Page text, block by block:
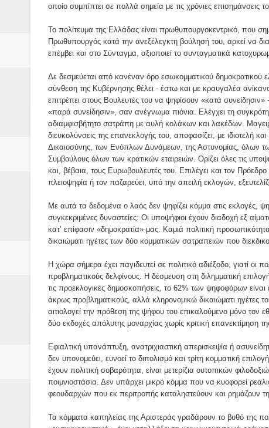
ΝΟΕΜΒΡΙΟΣ 1943 80 χρόνια από
κατακτητές
Πρωτάθλημα με την Αυστρία!
Ξεκινούν οι αιτήσεις
τη διαμόρφωση - επεξεργασία
ανθεκτικότητας έναντι των
ΠΡΟΚΗΡΥΞΗ ΑΝΟΙΚΤΟΥ
Βάιος Γκανής Δομοκός : Δύο
Επικύρωση των αποτελεσμάτων
ΔΙΑΚΟΠΕΣ ΡΕΥΜΑΤΟΣ ΣΤΗΝ
ΕΙΔΩΛΙΑ Από ΠΡΟΕΡΝΑ Ναός
ΤΟ ΙΕΡΟ ΤΗΣ ΘΕΑΣ ΔΗΜΗΤΡΑΣ
H MAXH ΣTO ΝΤΟΜΠΡΟΥΖΗ
οποίο συμπίπτει σε πολλά σημεία με τις χρόνιες επισημάνσεις
Το πολίτευμα της Ελλάδας είναι πρωθυπουργοκεντρικό, που
Πρωθυπουργός κατά την ανεξέλεγκτη βούλησή του, αρκεί να
επέμβει και στο Σύνταγμα, αξιοποιεί το συνταγματικά
Δε δεσμεύεται από κανέναν όρο εσωκομματικού δημοκρατικού
σύνθεση της Κυβέρνησης θέλει - έστω και με κραυγαλέα
επιτρέπει στους Βουλευτές του να ψηφίσουν «κατά
«παρά συνείδησιν», σαν ανέγνωμα πιόνια. Ελέγχει τη
αδιαμφισβήτητο σατράπη με αυλή κολάκων και λακέδων.
διευκολύνσεις της επανεκλογής του, αποφασίζει, με ιδιοτελή
Δικαιοσύνης, των Ενόπλων Δυνάμεων, της Αστυνομίας, όλων
Συμβούλους όλων των κρατικών εταιρειών. Ορίζει όλες τις
και, βέβαια, τους Ευρωβουλευτές του. Επιλέγει και τον
πλειοψηφία ή τον παζαρεύει, υπό την απειλή εκλογών,
Με αυτά τα δεδομένα ο λαός δεν ψηφίζει κόμμα στις εκλογές,
συγκεκριμένες δυναστείες: Οι υποψήφιοι έχουν διαδοχή εξ
κατ’ επίφασιν «δημοκρατία» μας. Καμιά πολιτική
δικαιώματι ηγέτες των δύο κομματικών σατραπειών που
Η χώρα σήμερα έχει παγιδευτεί σε πολιτικό αδιέξοδο, γιατί
προβληματικούς δελφίνους. Η δέσμευση στη διλημματική
τις προεκλογικές δημοσκοπήσεις, το 62% των ψηφοφόρων
άκρως προβληματικούς, αλλά κληρονομικώ δικαιώματι
αιτιολογεί την πρόθεση της ψήφου του επικαλούμενο μόνο τον
δύο εκδοχές απόλυτης μοναρχίας χωρίς κριτική επανεκτίμηση
Εφιαλτική υπανάπτυξη, ανατριχιαστική απερισκεψία ή
δεν υπονομεύει, ευνοεί το διπολισμό και τρίτη κομματική
έχουν πολιτική σοβαρότητα, είναι μετερίζια ουτοπικών
ποιμνιοστάσια. Δεν υπάρχει μικρό κόμμα που να κυοφορεί
φεουδαρχών που εκ περιτροπής καταληστεύουν και ρημάζουν
Τα κόμματα καπηλείας της Αριστεράς γραδάρουν το βυθό της